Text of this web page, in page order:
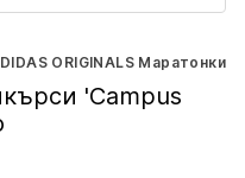
ORIGINALS Маратонки
'Campus